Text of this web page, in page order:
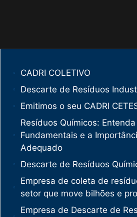
CADRI COLETIVO
Descarte de Resíduos
Emitimos o seu CADRI
Resíduos Químicos:
Fundamentais e a
Adequado
Descarte de Resíduos
Empresa de coleta de
setor que move bilhões e
Empresa de Descarte de